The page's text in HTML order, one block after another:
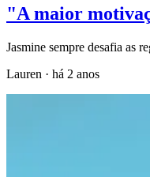
"A maior
Jasmine sempre desafia as
Lauren · há 2 anos